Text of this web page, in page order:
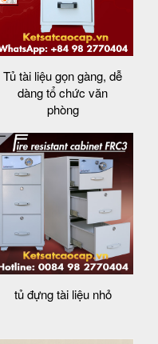
Tủ tài liệu gọn gàng, dễ
dàng tổ chức văn
phòng
tủ đựng tài liệu nhỏ